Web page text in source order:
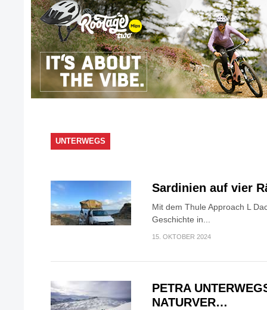
UNTERWEGS
Sardinien auf vier
Mit dem Thule Approach L
Geschichte in...
15. OKTOBER 2024
PETRA
NATURVER…